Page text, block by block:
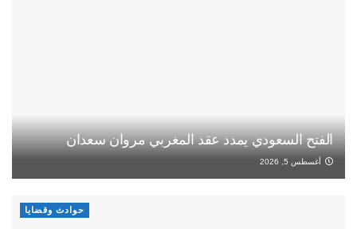
الفتح السعودي يمدد عقد المغربي مروان سعدان
أغسطس 5, 2026
حوادث وقضايا